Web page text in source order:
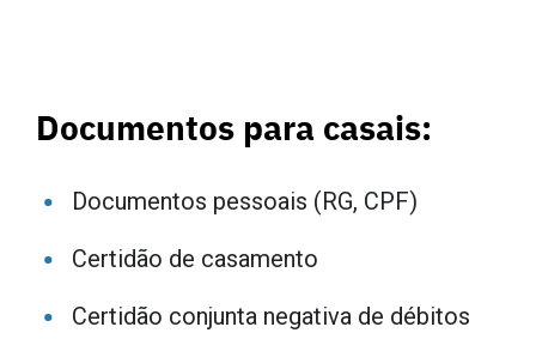
Documentos para casais:
Documentos pessoais (RG, CPF)
Certidão de casamento
Certidão conjunta negativa de débitos